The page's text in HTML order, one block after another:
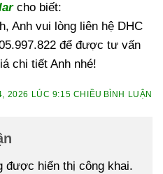
cho biết:
Anh vui lòng liên hệ DHC
để được tư vấn
chi tiết Anh nhé!
2026 LÚC 9:15 CHIỀU BÌNH LUẬN
được hiển thị công khai.